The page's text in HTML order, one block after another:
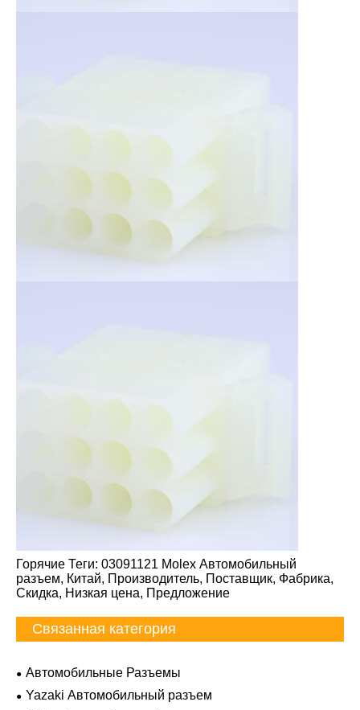
Горячие Теги: 03091121 Molex Автомобильный
разъем, Китай, Производитель, Поставщик, Фабрика,
Скидка, Низкая цена, Предложение
Связанная категория
Автомобильные Разъемы
Yazaki Автомобильный разъем